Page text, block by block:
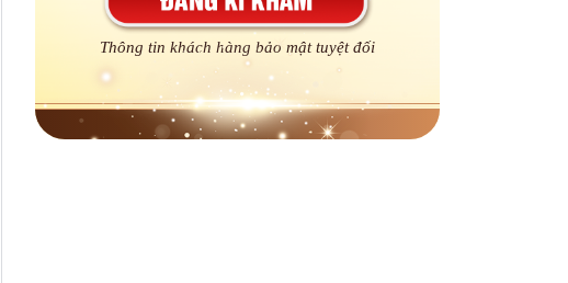
Thông tin khách hàng bảo mật tuyệt đối